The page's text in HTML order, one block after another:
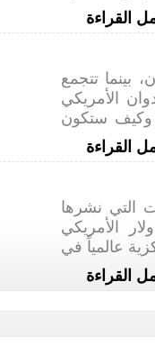
القراءة
بينما تتجمع
الأمريكي
ستكون
القراءة
التي نشرها
الأمريكي
عالمياً في
القراءة